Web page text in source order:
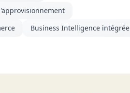
Business Intelligence intégrée